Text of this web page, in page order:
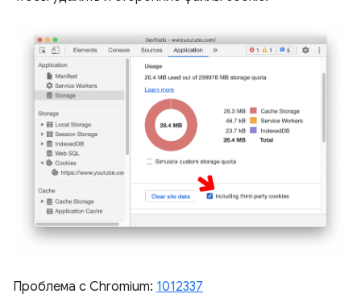
Проблема с Chromium: 1012337